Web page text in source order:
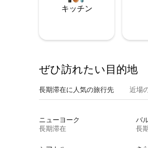
キッチン
ぜひ訪⁠れ⁠た⁠い目⁠的⁠地
長期滞在に人気の旅行先 近場
ニューヨーク
長期滞在
バ
長